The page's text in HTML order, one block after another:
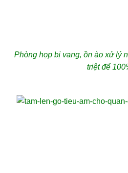
Phòng họp bị vang, ồn ào xử lý
triệt để